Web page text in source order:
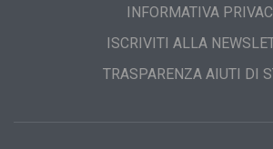
INFORMATIVA
ISCRIVITI ALLA
TRASPARENZA AIUTI DI